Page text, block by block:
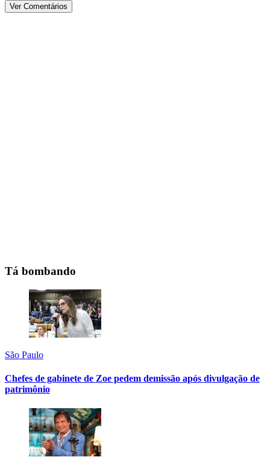
Ver Comentários
Tá bombando
São Paulo
Chefes de gabinete de Zoe pedem demissão após divulgação de
patrimônio